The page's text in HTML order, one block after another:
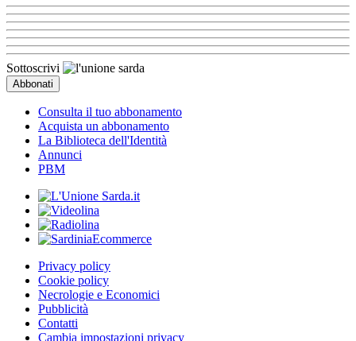
Sottoscrivi
Consulta il tuo abbonamento
Acquista un abbonamento
La Biblioteca dell'Identità
Annunci
PBM
Privacy policy
Cookie policy
Necrologie e Economici
Pubblicità
Contatti
Cambia impostazioni privacy